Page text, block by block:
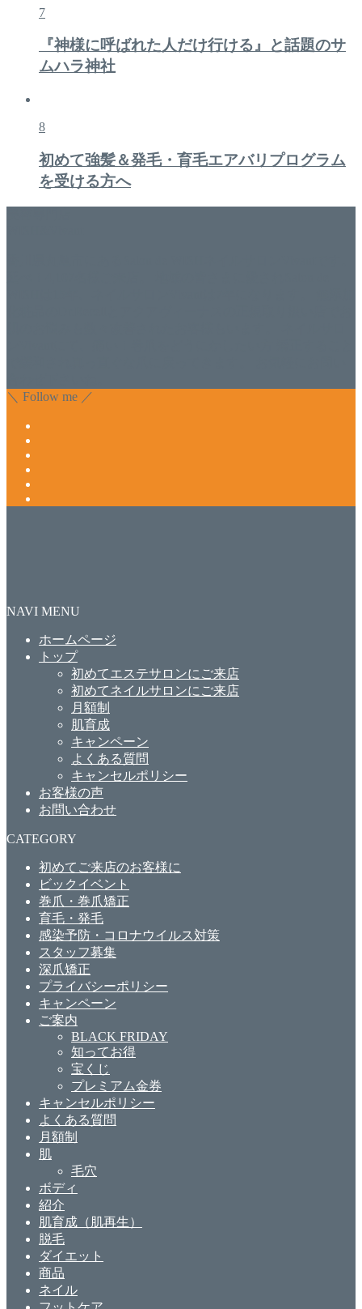
7
『神様に呼ばれた人だけ行ける』と話題のサ
ムハラ神社
8
初めて強髪＆発毛・育毛エアバリプログラム
を受ける方へ
＼ Follow me ／
NAVI MENU
ホームページ
トップ
初めてエステサロンにご来店
初めてネイルサロンにご来店
月額制
肌育成
キャンペーン
よくある質問
キャンセルポリシー
お客様の声
お問い合わせ
CATEGORY
初めてご来店のお客様に
ビックイベント
巻爪・巻爪矯正
育毛・発毛
感染予防・コロナウイルス対策
スタッフ募集
深爪矯正
プライバシーポリシー
キャンペーン
ご案内
BLACK FRIDAY
知ってお得
宝くじ
プレミアム金券
キャンセルポリシー
よくある質問
月額制
肌
毛穴
ボディ
紹介
肌育成（肌再生）
脱毛
ダイエット
商品
ネイル